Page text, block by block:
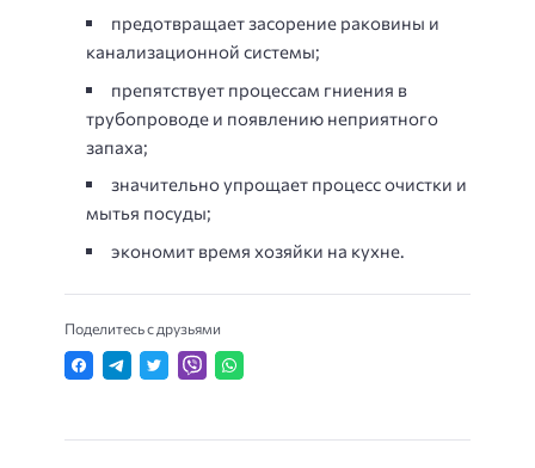
предотвращает засорение раковины и
канализационной системы;
препятствует процессам гниения в
трубопроводе и появлению неприятного
запаха;
значительно упрощает процесс очистки и
мытья посуды;
экономит время хозяйки на кухне.
Поделитесь с друзьями